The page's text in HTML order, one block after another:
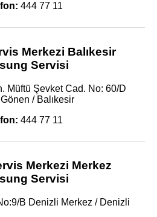
444 77 11
Merkezi Balıkesir
Servisi
Müftü Şevket Cad. No: 60/D
/ Balıkesir
444 77 11
Merkezi Merkez
Servisi
B Denizli Merkez / Denizli